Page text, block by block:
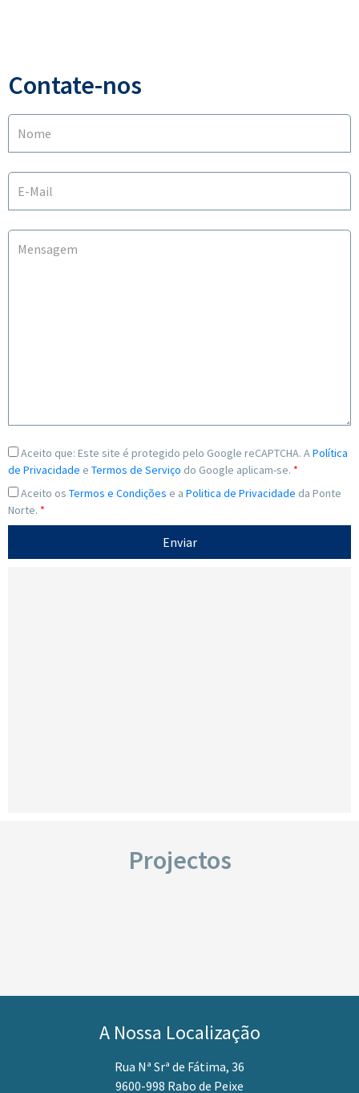
Contate-nos
Nome
E-Mail
Mensagem
Aceito que: Este site é protegido pelo Google reCAPTCHA. APolítica
de Privacidade e Termos de Serviço do Google aplicam-se. *
Aceito os Termos e Condições e a Politica de Privacidade da Ponte
Norte. *
Projectos
A Nossa Localização
Rua Nª Srª de Fátima, 36
9600-998 Rabo de Peixe